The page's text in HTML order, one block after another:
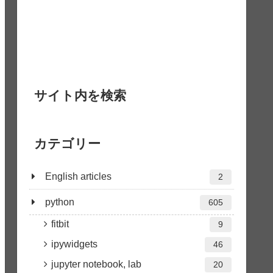
サイト内を検索
カテゴリー
English articles 2
python 605
fitbit 9
ipywidgets 46
jupyter notebook, lab 20